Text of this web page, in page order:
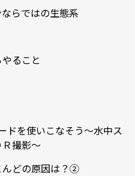
らではの生態系
ること
ドを使いこなそう～水中ス
撮影〜
んどの原因は？②